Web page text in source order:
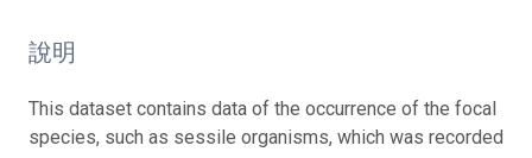
說明
This dataset contains data of the occurrence of the focal
species, such as sessile organisms, which was recorded